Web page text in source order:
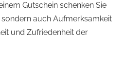
Gutschein schenken Sie
sondern auch Aufmerksamkeit
und Zufriedenheit der